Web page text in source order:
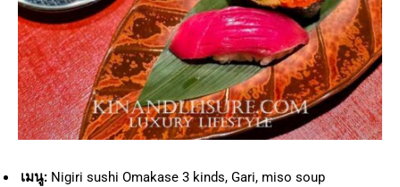
เมนู: Nigiri sushi Omakase 3 kinds, Gari, miso soup